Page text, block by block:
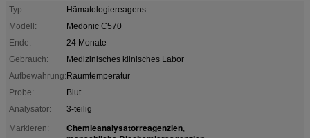
Typ:
Hämatologiereagens
Modell:
Medonic C570
Ende:
24 Monate
Gebrauch:
Medizinisches klinisches Labor
Aufbewahrung:Raumtemperatur
Probe:
Blut
Analysator:
3-teilig
Markieren:
Chemieanalysatorreagenzien,